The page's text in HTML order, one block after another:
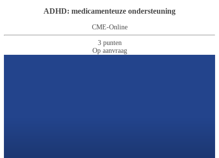
ADHD: medicamenteuze ondersteuning
CME-Online
3 punten
Op aanvraag